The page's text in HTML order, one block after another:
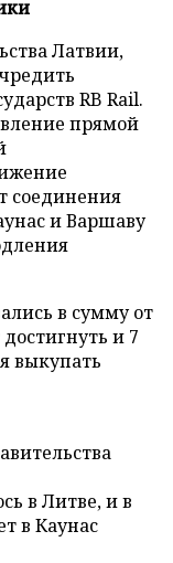
Латвии,
RB Rail.
прямой
соединения
и Варшаву
в сумму от
и 7
выкупать
в Литве, и в
в Каунас